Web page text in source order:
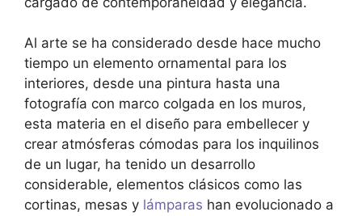
Al arte se ha considerado desde hace mucho
tiempo un elemento ornamental para los
interiores, desde una pintura hasta una
fotografía con marco colgada en los muros,
esta materia en el diseño para embellecer y
crear atmósferas cómodas para los inquilinos
de un lugar, ha tenido un desarrollo
considerable, elementos clásicos como las
cortinas, mesas y lámparas han evolucionado a